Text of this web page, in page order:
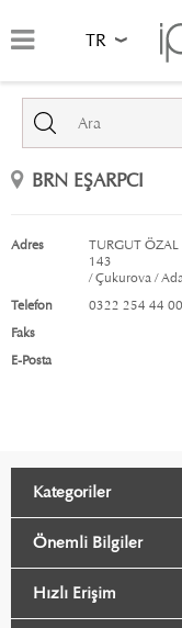
TR
BRN EŞARPCI
Adres
TURGUT ÖZAL
143
/ Çukurova /
Telefon
0322 254 44 00
Faks
E-Posta
Kategoriler
Önemli Bilgiler
Hızlı Erişim